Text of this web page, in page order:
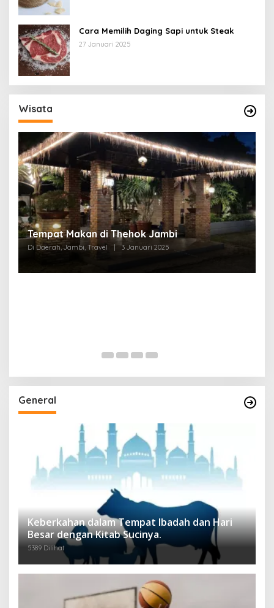
Cara Memilih Daging Sapi untuk Steak
27 Januari 2025
Wisata
Tempat Makan di Thehok Jambi
Di Daerah, Jambi, Travel 3 Januari 2025
General
Keberkahan dalam Tempat Ibadah dan Hari
Besar dengan Kitab Sucinya.
5389 Dilihat